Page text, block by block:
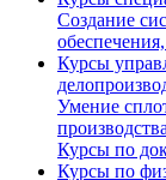
Создание
Курсы
Умение
производства
Курсы по
Курсы по